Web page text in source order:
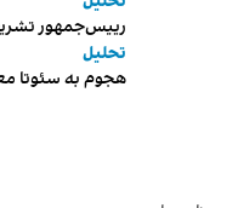
رییس‌جمهور
تحلیل
هجوم به سئوتا